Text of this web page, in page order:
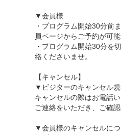
▼会員様
・プログラム開始30分前
員ページからご予約が可能
・プログラム開始30分を
絡くださいませ。
【キャンセル】
▼ビジターのキャンセル
キャンセルの際はお電話
ご連絡をいただき、ご確
▼会員様のキャンセルに